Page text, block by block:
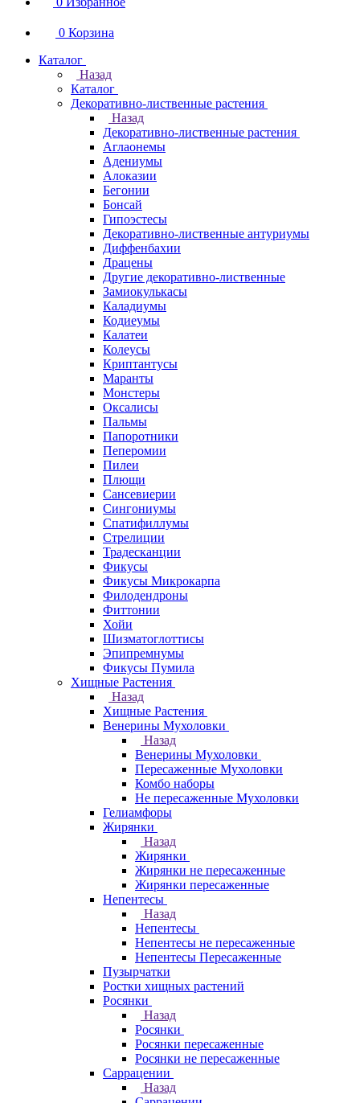
0 Корзина
Каталог
Назад
Каталог
Декоративно-лиственные растения
Назад
Декоративно-лиственные растения
Аглаонемы
Адениумы
Алоказии
Бегонии
Бонсай
Гипоэстесы
Декоративно-лиственные антуриумы
Диффенбахии
Драцены
Другие декоративно-лиственные
Замиокулькасы
Каладиумы
Кодиеумы
Калатеи
Колеусы
Криптантусы
Маранты
Монстеры
Оксалисы
Пальмы
Папоротники
Пеперомии
Пилеи
Плющи
Сансевиерии
Сингониумы
Спатифиллумы
Стрелиции
Традесканции
Фикусы
Фикусы Микрокарпа
Филодендроны
Фиттонии
Хойи
Шизматоглоттисы
Эпипремнумы
Фикусы Пумила
Хищные Растения
Назад
Хищные Растения
Венерины Мухоловки
Назад
Венерины Мухоловки
Пересаженные Мухоловки
Комбо наборы
Не пересаженные Мухоловки
Гелиамфоры
Жирянки
Назад
Жирянки
Жирянки не пересаженные
Жирянки пересаженные
Непентесы
Назад
Непентесы
Непентесы не пересаженные
Непентесы Пересаженные
Пузырчатки
Ростки хищных растений
Росянки
Назад
Росянки
Росянки пересаженные
Росянки не пересаженные
Саррацении
Назад